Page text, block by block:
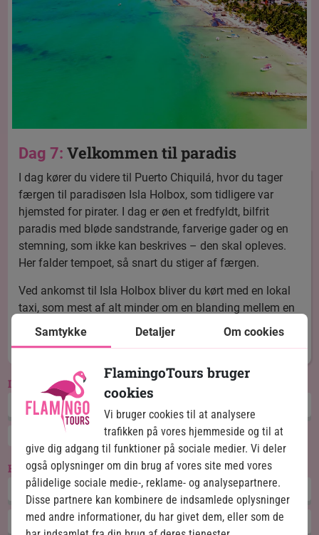
Dag 7:Velkommen til paradis
I dag kører du videre til Puerto Chiquilá, hvor du tager
færgen til paradisøen Isla Holbox, som tidligere var
hjemsted for pirater. I dag er øen et fredfyldt, bilfrit
paradis med bløde sandstrande, farverige gader og en
stemning, som ikke kan beskrives – den skal opleves.
Her falder tempoet, så snart du stiger af færgen.
Ved ankomst til Isla Holbox bliver du kørt med en lokal
taxi, som mest af alt minder om en blanding mellem en
atv og en stor golfvogn, til dit hotel, hvor du har resten
af dagen på egen hånd.
Inkluderet hotel
Hotel Puerto Holbox
Morgenmad
Hotelopgraderinger
Hotel Amaité
Hotel Villas Caracol
Samtykke Detaljer Om cookies
FlamingoTours bruger
cookies
Vi bruger cookies til at analysere
trafikken på vores hjemmeside og til at
give dig adgang til funktioner på sociale medier. Vi deler
også oplysninger om din brug af vores site med vores
pålidelige sociale medie-, reklame- og analysepartnere.
Disse partnere kan kombinere de indsamlede oplysninger
med andre informationer, du har givet dem, eller som de